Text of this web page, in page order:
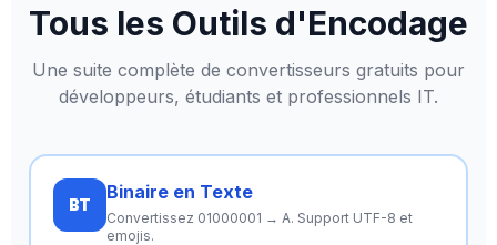
Tous les Outils d'Encodage
Une suite complète de convertisseurs gratuits pour
développeurs, étudiants et professionnels IT.
BT
Binaire en Texte
Convertissez 01000001 → A. Support UTF-8 et
emojis.